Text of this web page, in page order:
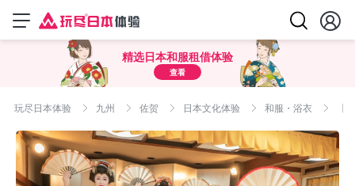
精选日本和服租借体验
查看
玩尽日本体验 九州 佐贺 日本文化体验 和服・浴衣 【